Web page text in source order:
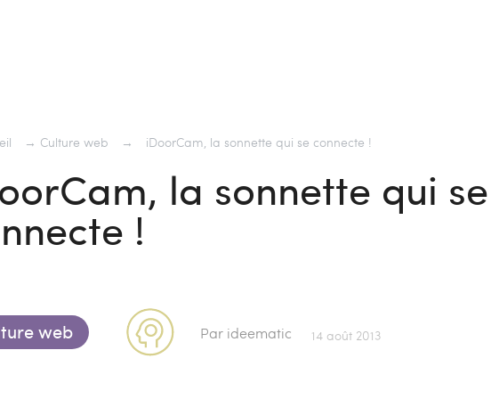
→ Culture web → iDoorCam, la sonnette qui se connecte !
la sonnette qui se
!
web Par ideematic 14 août 2013